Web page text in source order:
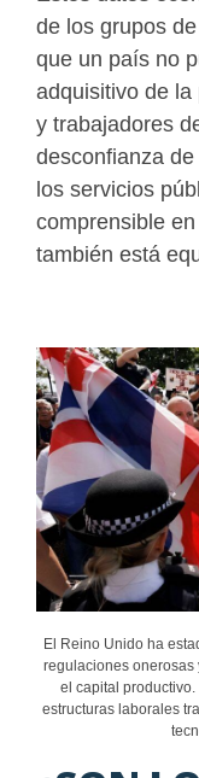
de los grupos
que un país no
adquisitivo de la
y trabajadores
desconfianza
los servicios
comprensible
también está
El Reino Unido ha
regulaciones onerosas
el capital
estructuras laborales